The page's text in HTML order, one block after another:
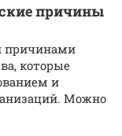
причины
причинами
которые
и
Можно